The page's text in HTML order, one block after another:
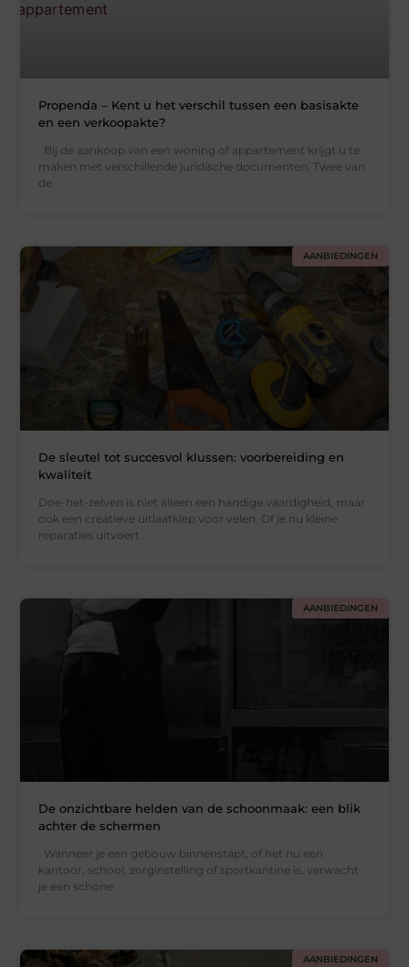
Propenda – Kent u het verschil tussen een basisakte
en een verkoopakte?
Bij de aankoop van een woning of appartement krijgt u te
maken met verschillende juridische documenten. Twee van
de
AANBIEDINGEN
De sleutel tot succesvol klussen: voorbereiding en
kwaliteit
Doe-het-zelven is niet alleen een handige vaardigheid, maar
ook een creatieve uitlaatklep voor velen. Of je nu kleine
reparaties uitvoert
AANBIEDINGEN
De onzichtbare helden van de schoonmaak: een blik
achter de schermen
Wanneer je een gebouw binnenstapt, of het nu een
kantoor, school, zorginstelling of sportkantine is, verwacht
je een schone
AANBIEDINGEN